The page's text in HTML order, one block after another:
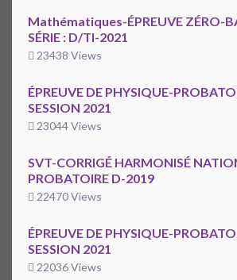
Mathématiques-ÉPREUVE ZÉRO-
SÉRIE : D/TI-2021
23438 Views
ÉPREUVE DE PHYSIQUE-
SESSION 2021
23044 Views
SVT-CORRIGÉ HARMONISÉ
PROBATOIRE D-2019
22470 Views
ÉPREUVE DE PHYSIQUE-
SESSION 2021
22036 Views